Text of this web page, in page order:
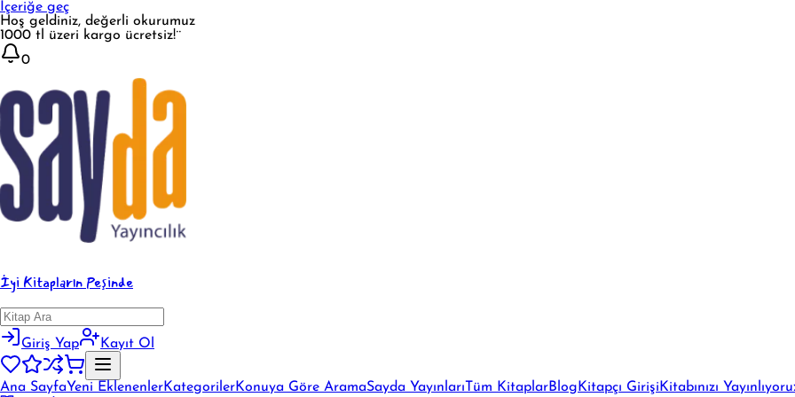
İçeriğe geç
Hoş geldiniz, değerli okurumuz
1000 tl üzeri kargo ücretsiz!¨
0
İyi Kitapların Peşinde
Giriş Yap Kayıt Ol
Ana SayfaYeni EklenenlerKategorilerKonuya Göre AramaSayda Yayınları Tüm KitaplarBlog Kitapçı Girişi Kitabınızı